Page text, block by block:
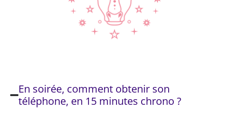
En soirée, comment obtenir son
téléphone, en 15 minutes chrono ?